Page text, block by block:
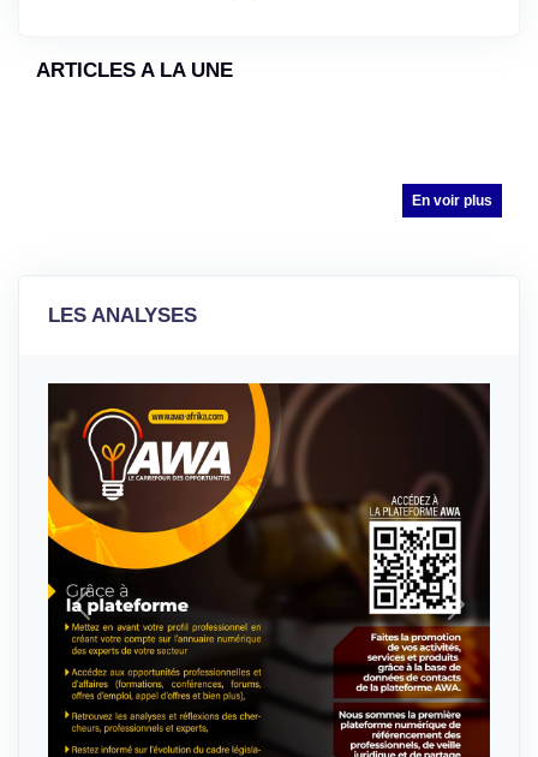
ARTICLES A LA UNE
En voir plus
LES ANALYSES
Previous Next